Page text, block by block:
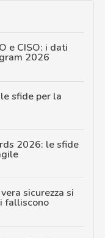
e CISO: i dati
2026
sfide per la
2026: le sfide
sicurezza si
falliscono